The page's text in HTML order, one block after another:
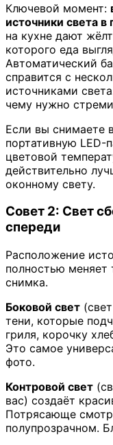
Ключевой момент:
источники света
на кухне дают
которого еда
Автоматический
справится с
источниками
чему нужно
Если вы снимаете
портативную LED-
цветовой
действительно
оконному свету.
Совет 2: Свет
спереди
Расположение
полностью меняет
снимка.
Боковой свет
тени, которые
гриля, корочку
Это самое
фото.
Контровой свет
вас) создаёт
Потрясающе
полупрозрачном.